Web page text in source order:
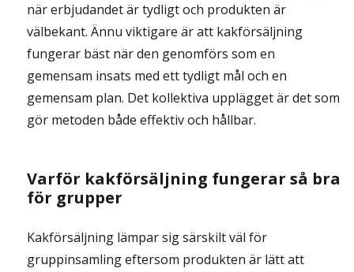
när erbjudandet är tydligt och produkten är
välbekant. Ännu viktigare är att kakförsäljning
fungerar bäst när den genomförs som en
gemensam insats med ett tydligt mål och en
gemensam plan. Det kollektiva upplägget är det som
gör metoden både effektiv och hållbar.
Varför kakförsäljning fungerar så bra
för grupper
Kakförsäljning lämpar sig särskilt väl för
gruppinsamling eftersom produkten är lätt att